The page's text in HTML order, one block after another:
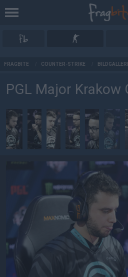
FRAGBITE COUNTER-STRIKE
PGL Major Krakow